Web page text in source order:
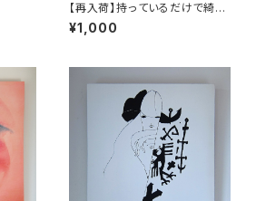
【再入荷】持っているだけで綺麗
になれる鏡
¥1,000